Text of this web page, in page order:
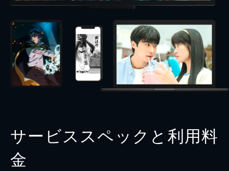
サービススペックと利用料
金